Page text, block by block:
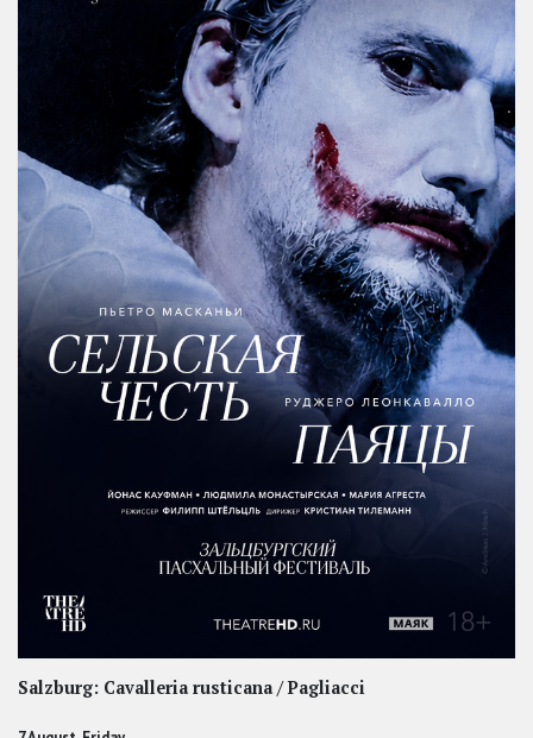
Salzburg: Cavalleria rusticana / Pagliacci